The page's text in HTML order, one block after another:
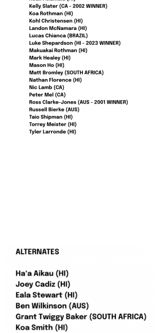
上田純子
上條将美
唐澤予報士
SancheZ
ゴン
米山予報士
wanda